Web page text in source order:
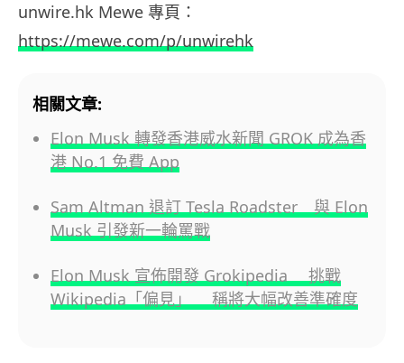
unwire.hk Mewe 專頁：
https://mewe.com/p/unwirehk
相關文章:
Elon Musk 轉發香港威水新聞 GROK 成為香
港 No.1 免費 App
Sam Altman 退訂 Tesla Roadster 與 Elon
Musk 引發新一輪罵戰
Elon Musk 宣佈開發 Grokipedia 挑戰
Wikipedia「偏見」 稱將大幅改善準確度